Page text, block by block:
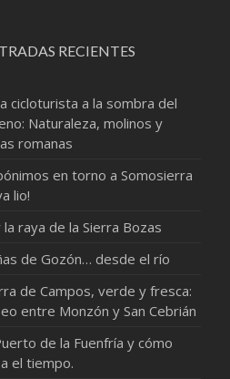
RECIENTES
cicloturista a la sombra del
Naturaleza, molinos y
romanas
en torno a Somosierra
lio!
la raya de la Sierra Bozas
de Gozón… desde el río
de Campos, verde y fresca:
entre Monzón y San Cebrián
de la Fuenfría y cómo
el tiempo.